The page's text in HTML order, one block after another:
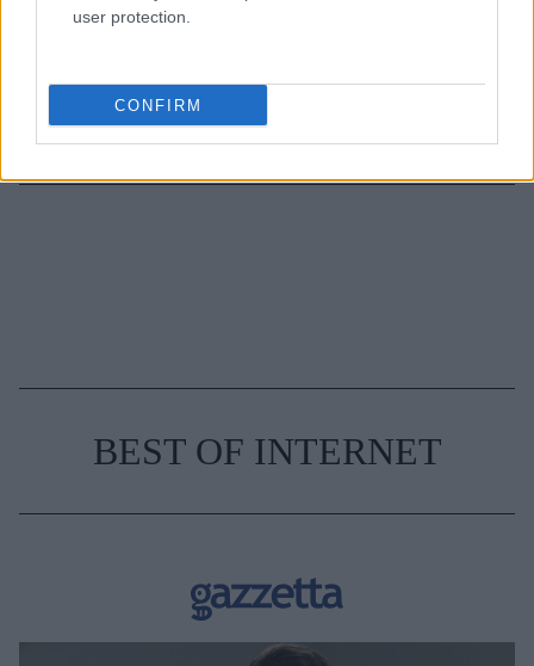
user protection.
CONFIRM
TAGS ΠΡΩΙΝΗ ΡΟΥΤΙΝΑ
BEST OF INTERNET